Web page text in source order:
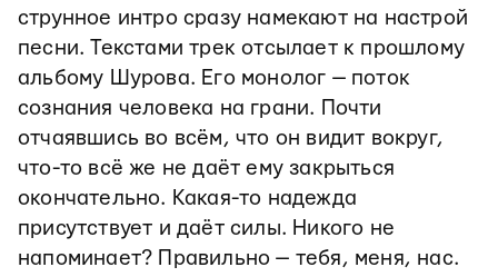
струнное интро сразу намекают на настрой
песни. Текстами трек отсылает к прошлому
альбому Шурова. Его монолог — поток
сознания человека на грани. Почти
отчаявшись во всём, что он видит вокруг,
что-то всё же не даёт ему закрыться
окончательно. Какая-то надежда
присутствует и даёт силы. Никого не
напоминает? Правильно — тебя, меня, нас.